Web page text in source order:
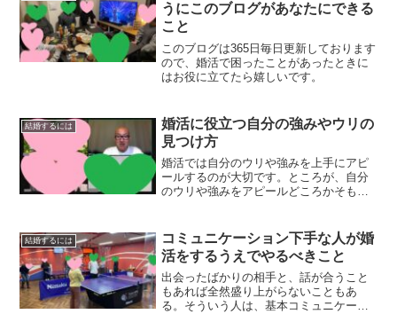
うにこのブログがあなたにできる
こと
このブログは365日毎日更新しております
ので、婚活で困ったことがあったときに
はお役に立てたら嬉しいです。
結婚するには
婚活に役立つ自分の強みやウリの
見つけ方
婚活では自分のウリや強みを上手にアピ
ールするのが大切です。ところが、自分
のウリや強みをアピールどころかそもそ
結婚するには
コミュニケーション下手な人が婚
活をするうえでやるべきこと
出会ったばかりの相手と、話が合うこと
もあれば全然盛り上がらないこともあ
る。そういう人は、基本コミュニケーシ